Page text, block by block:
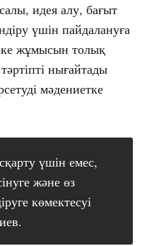
идея алу, бағыт
үшін пайдалануға
жұмысын толық
нығайтады
мәдениетке
үшін емес,
және өз
көмектесуі